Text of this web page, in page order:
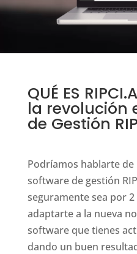
QUÉ ES
la revolución
de Gestión
Podríamos hablarte
software de gestión
seguramente sea por
adaptarte a la nueva
software que tienes
dando un buen